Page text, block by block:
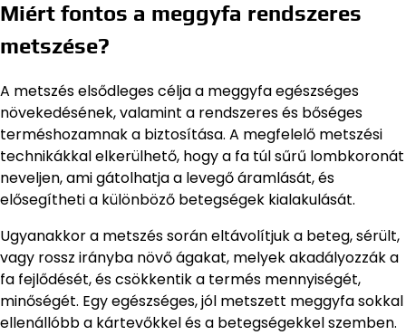
Miért fontos a meggyfa rendszeres
metszése?
A metszés elsődleges célja a meggyfa egészséges
növekedésének, valamint a rendszeres és bőséges
terméshozamnak a biztosítása. A megfelelő metszési
technikákkal elkerülhető, hogy a fa túl sűrű lombkoronát
neveljen, ami gátolhatja a levegő áramlását, és
elősegítheti a különböző betegségek kialakulását.
Ugyanakkor a metszés során eltávolítjuk a beteg, sérült,
vagy rossz irányba növő ágakat, melyek akadályozzák a
fa fejlődését, és csökkentik a termés mennyiségét,
minőségét. Egy egészséges, jól metszett meggyfa sokkal
ellenállóbb a kártevőkkel és a betegségekkel szemben.